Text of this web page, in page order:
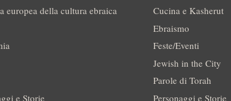
europea della cultura ebraica
e Storie
Cucina e Kasherut
Ebraismo
Feste/Eventi
Jewish in the City
Parole di Torah
Personaggi e Storie